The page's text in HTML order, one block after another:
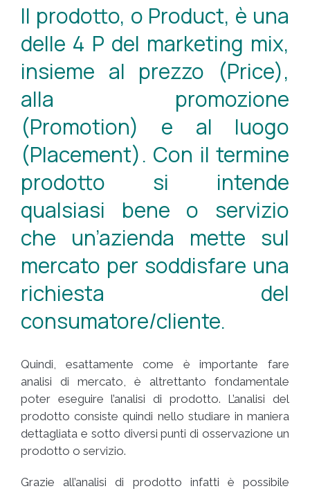
Il prodotto, o Product, è una
delle 4 P del marketing mix,
insieme al prezzo (Price),
alla promozione
(Promotion) e al luogo
(Placement). Con il termine
prodotto si intende
qualsiasi bene o servizio
che un’azienda mette sul
mercato per soddisfare una
richiesta del
consumatore/cliente.
Quindi, esattamente come è importante fare
analisi di mercato, è altrettanto fondamentale
poter eseguire l’analisi di prodotto. L’analisi del
prodotto consiste quindi nello studiare in maniera
dettagliata e sotto diversi punti di osservazione un
prodotto o servizio.
Grazie all’analisi di prodotto infatti è possibile